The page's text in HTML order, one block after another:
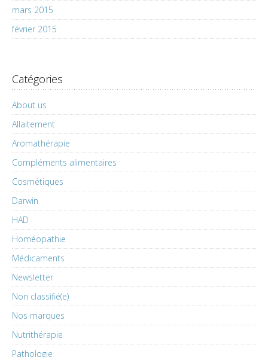
mars 2015
février 2015
Catégories
About us
Allaitement
Aromathérapie
Compléments alimentaires
Cosmétiques
Darwin
HAD
Homéopathie
Médicaments
Newsletter
Non classifié(e)
Nos marques
Nutrithérapie
Pathologie